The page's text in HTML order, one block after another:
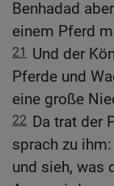
Benhadad
einem Pferd
21
Und der
Pferde und
eine große
22 Da trat der
sprach zu
und sieh, was